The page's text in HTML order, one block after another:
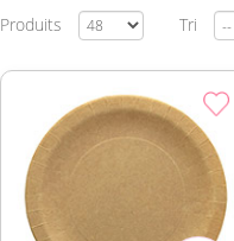
Produits Tri